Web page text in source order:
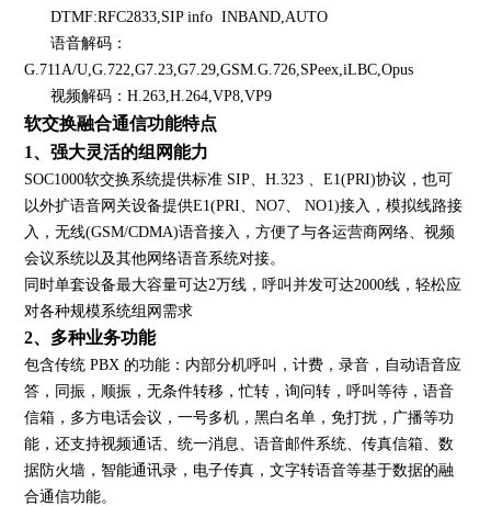
DTMF:RFC2833,SIP info INBAND,AUTO
语音解码：
G.711A/U,G.722,G7.23,G7.29,GSM.G.726,SPeex,iLBC,Opus
视频解码：H.263,H.264,VP8,VP9
软交换融合通信功能特点
1、强大灵活的组网能力
SOC1000软交换系统提供标准 SIP、H.323 、E1(PRI)协议，也可
以外扩语音网关设备提供E1(PRI、NO7、 NO1)接入，模拟线路接
入，无线(GSM/CDMA)语音接入，方便了与各运营商网络、视频
会议系统以及其他网络语音系统对接。
同时单套设备最大容量可达2万线，呼叫并发可达2000线，轻松应
对各种规模系统组网需求
2、多种业务功能
包含传统 PBX 的功能：内部分机呼叫，计费，录音，自动语音应
答，同振，顺振，无条件转移，忙转，询问转，呼叫等待，语音
信箱，多方电话会议，一号多机，黑白名单，免打扰，广播等功
能，还支持视频通话、统一消息、语音邮件系统、传真信箱、数
据防火墙，智能通讯录，电子传真，文字转语音等基于数据的融
合通信功能。